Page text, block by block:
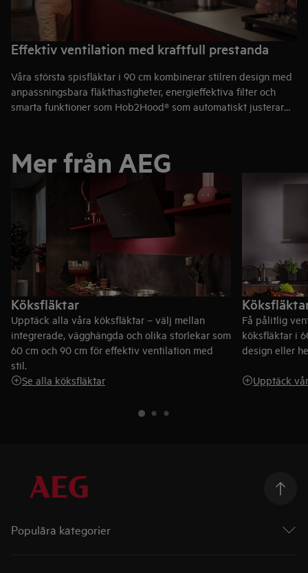
Effektiv ventilation med kraftfull prestanda
Våra största spisfläktar i 90 cm kombinerar stilren design med
anpassningsbara fläkthastigheter, energieffektiva filter och
smarta funktioner som Hob2Hood® som automatiskt justerar
Mer från AEG
Köksfläktar
Upptäck alla våra köksfläktar – välj mellan
integrerade, vägghängda och olika storlekar som
60 cm och 90 cm för effektiv ventilation med
stil.
Se alla köksfläktar
Få pålitlig
köksfläktar i
design eller
Upptäck
Populära kategorier